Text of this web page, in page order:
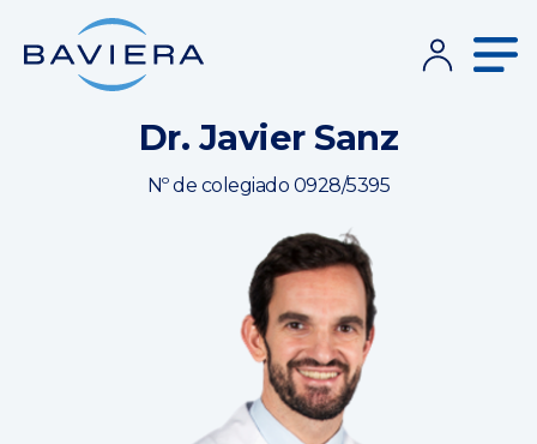
Dr. Javier Sanz
Nº de colegiado 0928/5395